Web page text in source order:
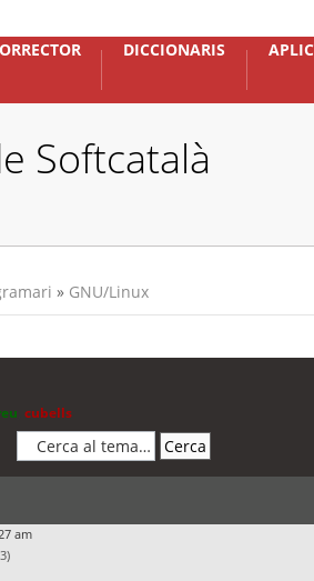
DICCIONARIS
Softcatalà
» GNU/Linux
cubells
am